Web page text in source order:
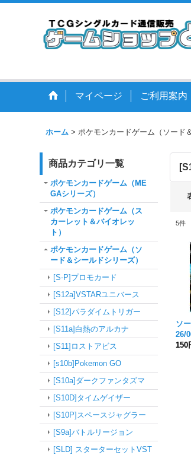
マイページ ご利用案内
ホーム > ポケモンカードゲーム（ソード
商品カテゴリ一覧
ポケモンカードゲーム（ME
GAシリーズ）
ポケモンカードゲーム（ス
カーレット＆バイオレッ
ト）
ポケモンカードゲーム（ソ
ード＆シールドシリーズ）
[S-P]プロモカード
[S12a]VSTARユニバース
[S12]パラダイムトリガー
[S11a]白熱のアルカナ
[S11]ロストアビス
[s10b]Pokemon GO
[S10a]ダークファンタズマ
[S10D]タイムゲイザー
[S10P]スペースジャグラー
[S9a]バトルリージョン
[SLD] スターターセットVST
5件
ソ
26/
150